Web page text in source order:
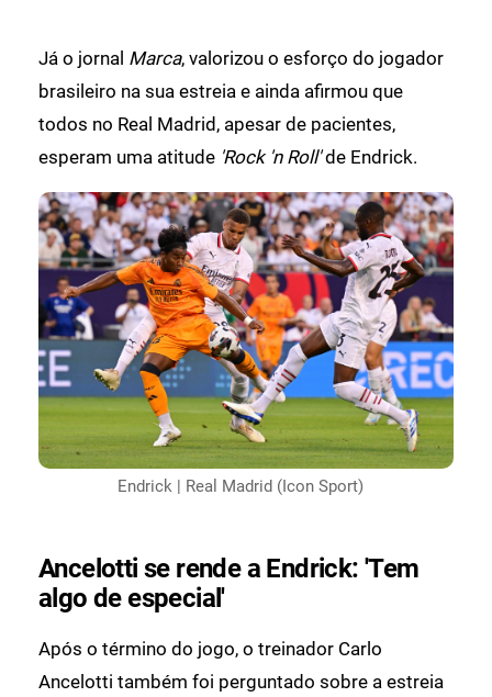
Já o jornal Marca, valorizou o esforço do jogador
brasileiro na sua estreia e ainda afirmou que
todos no Real Madrid, apesar de pacientes,
esperam uma atitude 'Rock 'n Roll'de Endrick.
Endrick | Real Madrid (Icon Sport)
Ancelotti se rende a Endrick: 'Tem
algo de especial'
Após o término do jogo, o treinador Carlo
Ancelotti também foi perguntado sobre a estreia